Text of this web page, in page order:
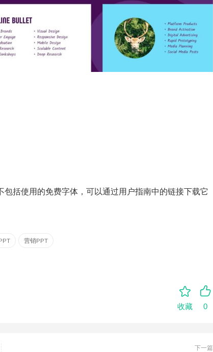
括使用的免费字体，可以通过用户指南中的链接下载它
营销PPT
收藏 0
下一篇